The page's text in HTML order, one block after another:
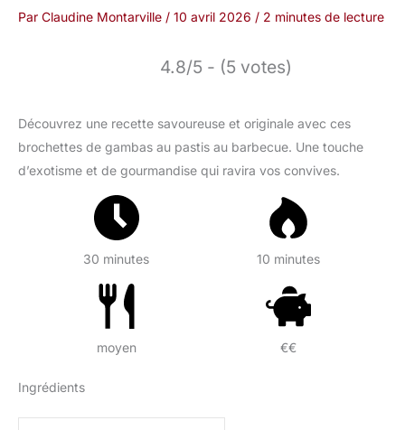
Par Claudine Montarville / 10 avril 2026 / 2 minutes de lecture
4.8/5 - (5 votes)
Découvrez une recette savoureuse et originale avec ces
brochettes de gambas au pastis au barbecue. Une touche
d’exotisme et de gourmandise qui ravira vos convives.
30 minutes 10 minutes
moyen €€
Ingrédients